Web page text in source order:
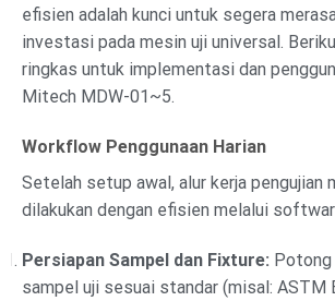
efisien adalah kunci untuk segera
investasi pada mesin uji universal.
ringkas untuk implementasi dan
Mitech MDW-01~5.
Workflow Penggunaan Harian
Setelah setup awal, alur kerja pengujian
dilakukan dengan efisien melalui
Persiapan Sampel dan Fixture: Potong
sampel uji sesuai standar (misal: ASTM